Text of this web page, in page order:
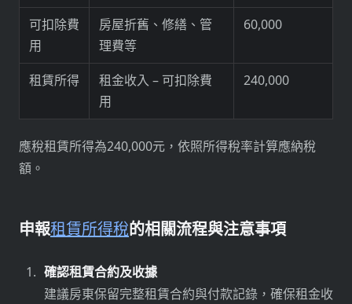
可扣除費
用
房屋折舊、修繕、管
理費等
60,000
租賃所得
租金收入 – 可扣除費
用
240,000
應稅租賃所得為240,000元，依照所得稅率計算應納稅
額。
申報租賃所得稅的相關流程與注意事項
確認租賃合約及收據
建議房東保留完整租賃合約與付款記錄，確保租金收